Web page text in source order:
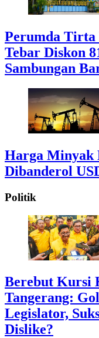
Perumda Tirta
Tebar Diskon
Sambungan
Harga Minyak
Dibanderol
Politik
Berebut Kursi
Tangerang:
Legislator,
Dislike?